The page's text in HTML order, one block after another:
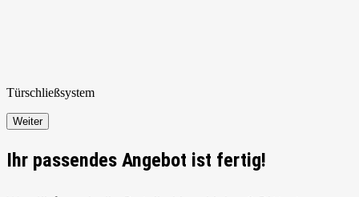
Türschließsystem
Weiter
Ihr passendes Angebot ist fertig!